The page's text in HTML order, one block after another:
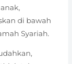
di bawah
Syariah.